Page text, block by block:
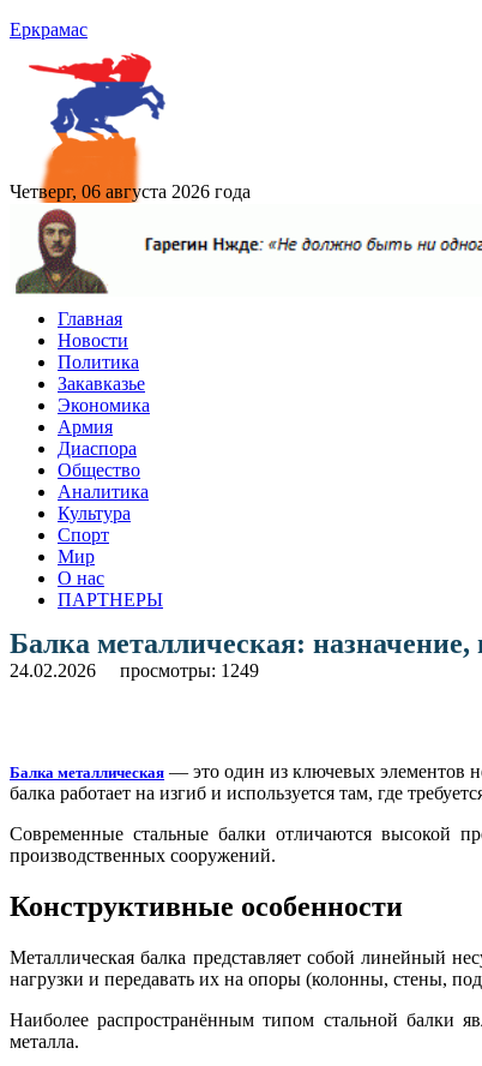
Еркрамас
Четверг, 06 августа 2026 года
Главная
Новости
Политика
Закавказье
Экономика
Армия
Диаспора
Общество
Аналитика
Культура
Спорт
Мир
О нас
ПАРТНЕРЫ
Балка металлическая:
24.02.2026 просмотры: 1249
Балка металлическая — это один из ключевых элементов
балка работает на изгиб и используется там, где
Современные стальные балки отличаются высокой
производственных сооружений.
Конструктивные особенности
Металлическая балка представляет собой линейный
нагрузки и передавать их на опоры (колонны, стены,
Наиболее распространённым типом стальной балки
металла.